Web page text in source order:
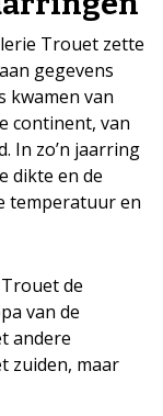
Trouet zette
gegevens
kwamen van
continent, van
In zo’n jaarring
dikte en de
temperatuur en
de
van de
andere
zuiden, maar